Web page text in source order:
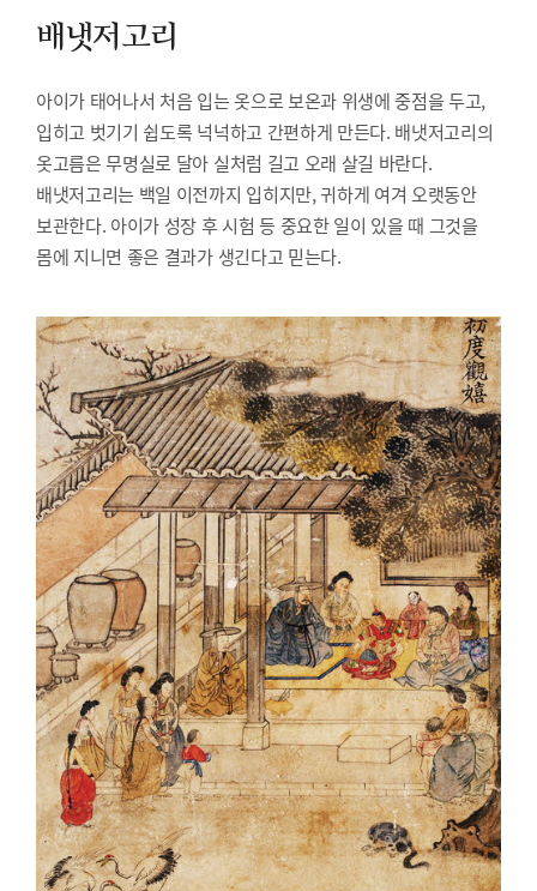
배냇저고리
아이가 태어나서 처음 입는 옷으로 보온과 위생에 중점을 두고,
입히고 벗기기 쉽도록 넉넉하고 간편하게 만든다. 배냇저고리의
옷고름은 무명실로 달아 실처럼 길고 오래 살길 바란다.
배냇저고리는 백일 이전까지 입히지만, 귀하게 여겨 오랫동안
보관한다. 아이가 성장 후 시험 등 중요한 일이 있을 때 그것을
몸에 지니면 좋은 결과가 생긴다고 믿는다.